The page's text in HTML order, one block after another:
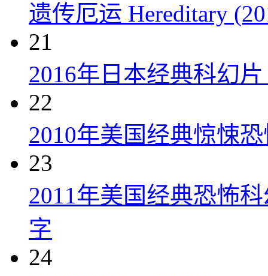
遗传厄运 Hereditary
21
2016年日本经典科幻
22
2010年美国经典惊悚
23
2011年美国经典恐怖
字
24